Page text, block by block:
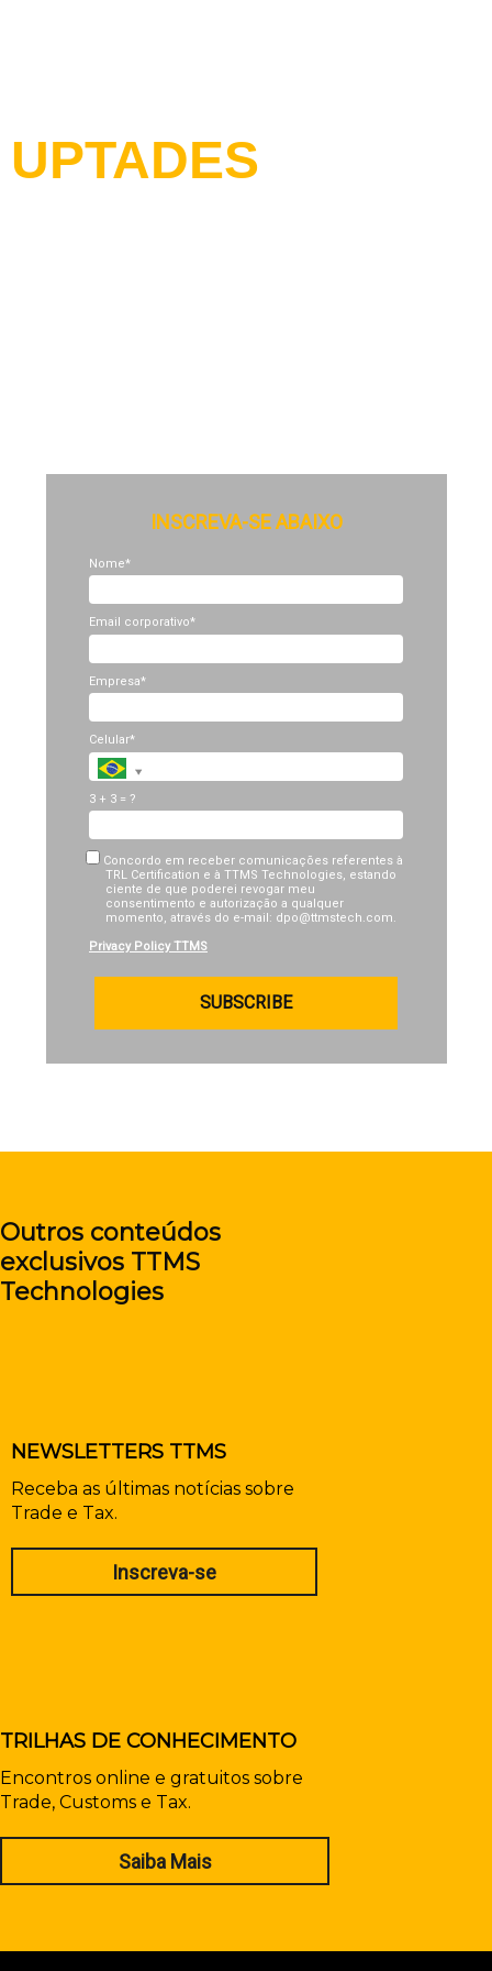
UPTADES
INSCREVA-SE ABAIXO
Nome*
Email corporativo*
Empresa*
Celular*
3 + 3 = ?
Concordo em receber comunicações referentes à
TRL Certification e à TTMS Technologies, estando
ciente de que poderei revogar meu
consentimento e autorização a qualquer
momento, através do e-mail: dpo@ttmstech.com.
Privacy Policy TTMS
SUBSCRIBE
Outros conteúdos
exclusivos TTMS
Technologies
NEWSLETTERS TTMS
Receba as últimas notícias sobre
Trade e Tax.
Inscreva-se
TRILHAS DE CONHECIMENTO
Encontros online e gratuitos sobre
Trade, Customs e Tax.
Saiba Mais